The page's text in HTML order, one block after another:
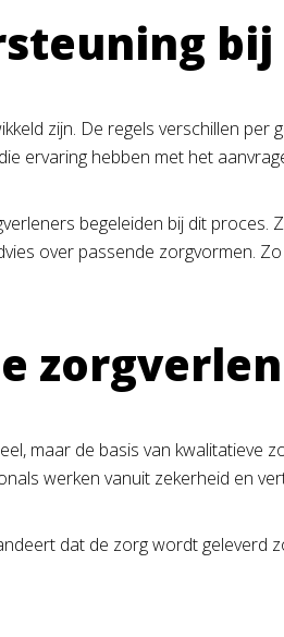
zijn. De regels verschillen
ervaring hebben met het
begeleiden bij dit proces.
over passende zorgvormen.
maar de basis van kwalitatieve
werken vanuit zekerheid en
dat de zorg wordt geleverd